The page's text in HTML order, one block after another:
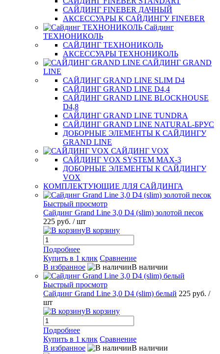
САЙДИНГ FINEBER ДАЧНЫЙ
АКСЕССУАРЫ К САЙДИНГУ FINEBER
Сайдинг
ТЕХНОНИКОЛЬ
САЙДИНГ ТЕХНОНИКОЛЬ
АКСЕССУАРЫ ТЕХНОНИКОЛЬ
САЙДИНГ GRAND
LINE
САЙДИНГ GRAND LINE SLIM D4
САЙДИНГ GRAND LINE D4,4
САЙДИНГ GRAND LINE BLOCKHOUSE
D4,8
САЙДИНГ GRAND LINE TUNDRA
САЙДИНГ GRAND LINE NATURAL-БРУС
ДОБОРНЫЕ ЭЛЕМЕНТЫ К САЙДИНГУ
GRAND LINE
САЙДИНГ VOX
САЙДИНГ VOX SYSTEM MAX-3
ДОБОРНЫЕ ЭЛЕМЕНТЫ К САЙДИНГУ
VOX
КОМПЛЕКТУЮЩИЕ ДЛЯ САЙДИНГА
Быстрый просмотр
Сайдинг Grand Line 3,0 D4 (slim) золотой песок
225 руб. / шт
В корзину
Подробнее
Купить в 1 клик Сравнение
В избранное
В наличии
Быстрый просмотр
Сайдинг Grand Line 3,0 D4 (slim) белый 225 руб. /
шт
В корзину
Подробнее
Купить в 1 клик Сравнение
В избранное
В наличии